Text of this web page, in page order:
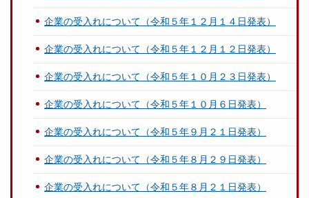
企業の受入れについて（令和５年１２月１４日発表）
企業の受入れについて（令和５年１２月１２日発表）
企業の受入れについて（令和５年１０月２３日発表）
企業の受入れについて（令和５年１０月６日発表）
企業の受入れについて（令和５年９月２１日発表）
企業の受入れについて（令和５年８月２９日発表）
企業の受入れについて（令和５年８月２１日発表）